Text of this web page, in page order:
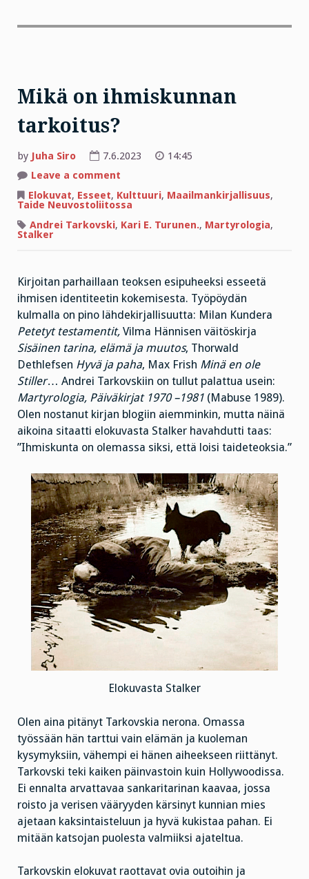
Mikä on ihmiskunnan
tarkoitus?
by Juha Siro 7.6.2023
14:45
Leave a comment
on
ihmiskunnan
Elokuvat, Esseet, Kulttuuri, Maailmankirjallisuus,
Taide Neuvostoliitossa
Andrei Tarkovski, Kari E. Turunen., Martyrologia,
Stalker
Kirjoitan parhaillaan teoksen esipuheeksi esseetä
ihmisen identiteetin kokemisesta. Työpöydän
kulmalla on pino lähdekirjallisuutta: Milan Kundera
Petetyt testamentit, Vilma Hännisen väitöskirja
Sisäinen tarina, elämä ja muutos, Thorwald
Dethlefsen Hyvä ja paha, Max Frish Minä en ole
Stiller… Andrei Tarkovskiin on tullut palattua usein:
Martyrologia, Päiväkirjat 1970 –1981 (Mabuse 1989).
Olen nostanut kirjan blogiin aiemminkin, mutta näinä
aikoina sitaatti elokuvasta Stalker havahdutti taas:
”Ihmiskunta on olemassa siksi, että loisi taideteoksia.”
Elokuvasta Stalker
Olen aina pitänyt Tarkovskia nerona. Omassa
työssään hän tarttui vain elämän ja kuoleman
kysymyksiin, vähempi ei hänen aiheekseen riittänyt.
Tarkovski teki kaiken päinvastoin kuin Hollywoodissa.
Ei ennalta arvattavaa sankaritarinan kaavaa, jossa
roisto ja verisen vääryyden kärsinyt kunnian mies
ajetaan kaksintaisteluun ja hyvä kukistaa pahan. Ei
mitään katsojan puolesta valmiiksi ajateltua.
Tarkovskin elokuvat raottavat ovia outoihin ja